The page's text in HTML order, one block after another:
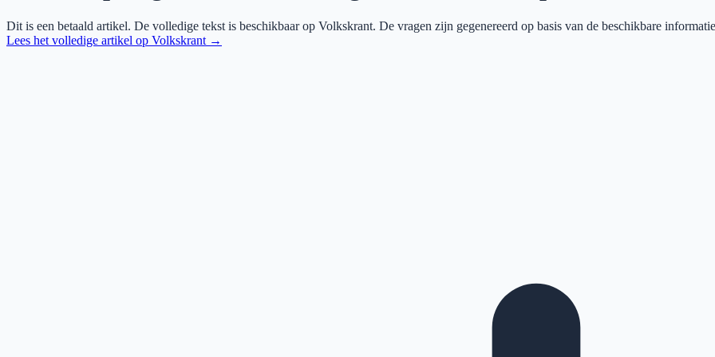
Dit is een betaald artikel. De volledige tekst is beschikbaar op Volkskrant. De vragen zijn gegenereerd op basis van de beschikbare
Lees het volledige artikel op Volkskrant →